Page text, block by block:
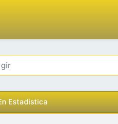
Estadistica